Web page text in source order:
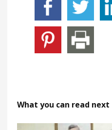
What you can read next